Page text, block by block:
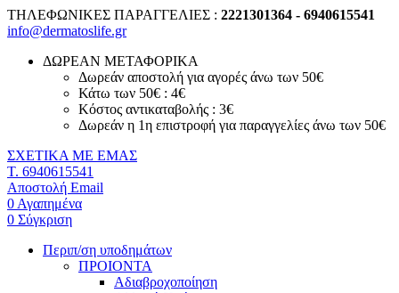
ΤΗΛΕΦΩΝΙΚΕΣ ΠΑΡΑΓΓΕΛΙΕΣ : 2221301364 - 6940615541
info@dermatoslife.gr
ΔΩΡΕΑΝ ΜΕΤΑΦΟΡΙΚΑ
Δωρεάν αποστολή για αγορές άνω των 50€
Κάτω των 50€ : 4€
Κόστος αντικαταβολής : 3€
Δωρεάν η 1η επιστροφή για παραγγελίες άνω των 50€
ΣΧΕΤΙΚΑ ΜΕ ΕΜΑΣ
T. 6940615541
Αποστολή Email
0 Αγαπημένα
0 Σύγκριση
Περιπ/ση υποδημάτων
ΠΡΟΙΟΝΤΑ
Αδιαβροχοποίηση